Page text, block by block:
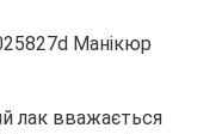
лак вважається